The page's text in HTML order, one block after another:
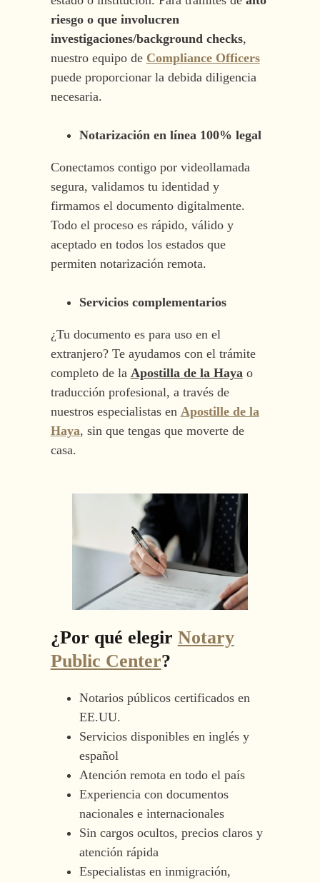
riesgo o que involucren
investigaciones/background checks,
nuestro equipo de Compliance Officers
puede proporcionar la debida diligencia
necesaria.
Notarización en línea 100% legal
Conectamos contigo por videollamada
segura, validamos tu identidad y
firmamos el documento digitalmente.
Todo el proceso es rápido, válido y
aceptado en todos los estados que
permiten notarización remota.
Servicios complementarios
¿Tu documento es para uso en el
extranjero? Te ayudamos con el trámite
completo de la Apostilla de la Haya o
traducción profesional, a través de
nuestros especialistas en Apostille de la
Haya, sin que tengas que moverte de
casa.
¿Por qué elegir Notary
Public Center?
Notarios públicos certificados en
EE.UU.
Servicios disponibles en inglés y
español
Atención remota en todo el país
Experiencia con documentos
nacionales e internacionales
Sin cargos ocultos, precios claros y
atención rápida
Especialistas en inmigración,